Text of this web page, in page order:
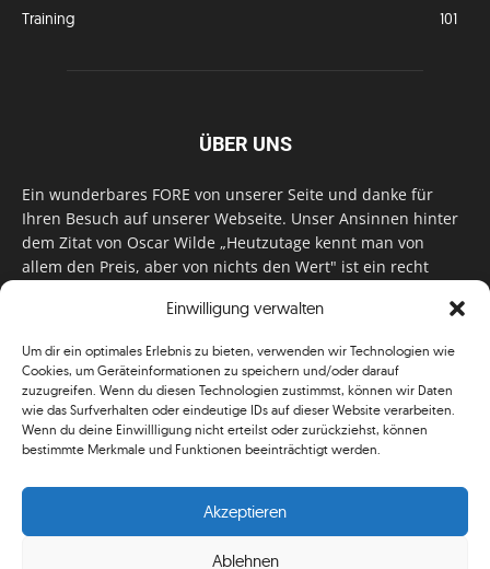
Einwilligung verwalten
Um dir ein optimales Erlebnis zu bieten, verwenden wir Technologien wie
Cookies, um Geräteinformationen zu speichern und/oder darauf
zuzugreifen. Wenn du diesen Technologien zustimmst, können wir Daten
wie das Surfverhalten oder eindeutige IDs auf dieser Website verarbeiten.
Wenn du deine Einwillligung nicht erteilst oder zurückziehst, können
bestimmte Merkmale und Funktionen beeinträchtigt werden.
Akzeptieren
Ablehnen
Training
101
ÜBER UNS
Ein wunderbares FORE von unserer Seite und danke für
Ihren Besuch auf unserer Webseite. Unser Ansinnen hinter
dem Zitat von Oscar Wilde „Heutzutage kennt man von
allem den Preis, aber von nichts den Wert" ist ein recht
für Monat unser Bestes, um Sie mit außergewöhnlichen
zu versorgen. Im Magazin, auf unserer Website & auf
unseren Social Media Plattformen! Das verdient im
klassischen Wortsinn nicht nur Anerkennung!